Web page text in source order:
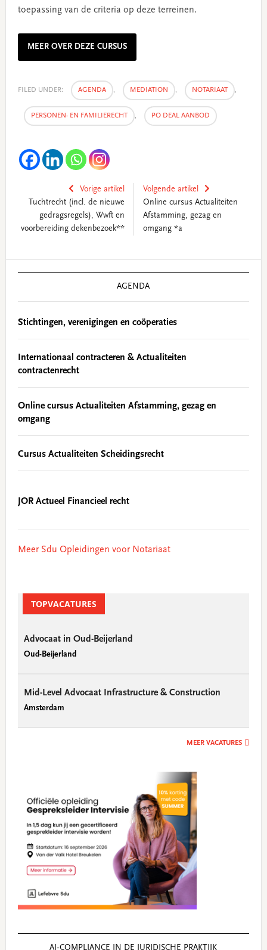
toepassing van de criteria op deze terreinen.
MEER OVER DEZE CURSUS
FILED UNDER: AGENDA , MEDIATION , NOTARIAAT ,
PERSONEN- EN FAMILIERECHT , PO DEAL AANBOD
Vorige artikel
Tuchtrecht (incl. de nieuwe
gedragsregels), Wwft en
voorbereiding dekenbezoek**
Volgende artikel
Online cursus Actualiteiten
Afstamming, gezag en
omgang *a
AGENDA
Stichtingen, verenigingen en coöperaties
Internationaal contracteren & Actualiteiten
contractenrecht
Online cursus Actualiteiten Afstamming, gezag en
omgang
Cursus Actualiteiten Scheidingsrecht
JOR Actueel Financieel recht
Meer Sdu Opleidingen voor Notariaat
TOPVACATURES
Advocaat in Oud-Beijerland
Oud-Beijerland
Mid-Level Advocaat Infrastructure & Construction
Amsterdam
MEER VACATURES
AI‑COMPLIANCE IN DE JURIDISCHE PRAKTIJK